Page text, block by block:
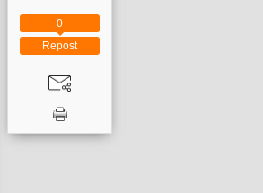
Repost
0